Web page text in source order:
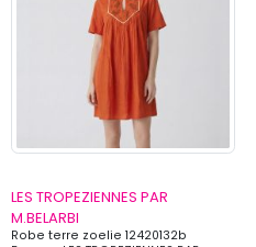
LES TROPEZIENNES PAR
M.BELARBI
Robe terre zoelie 12420132b